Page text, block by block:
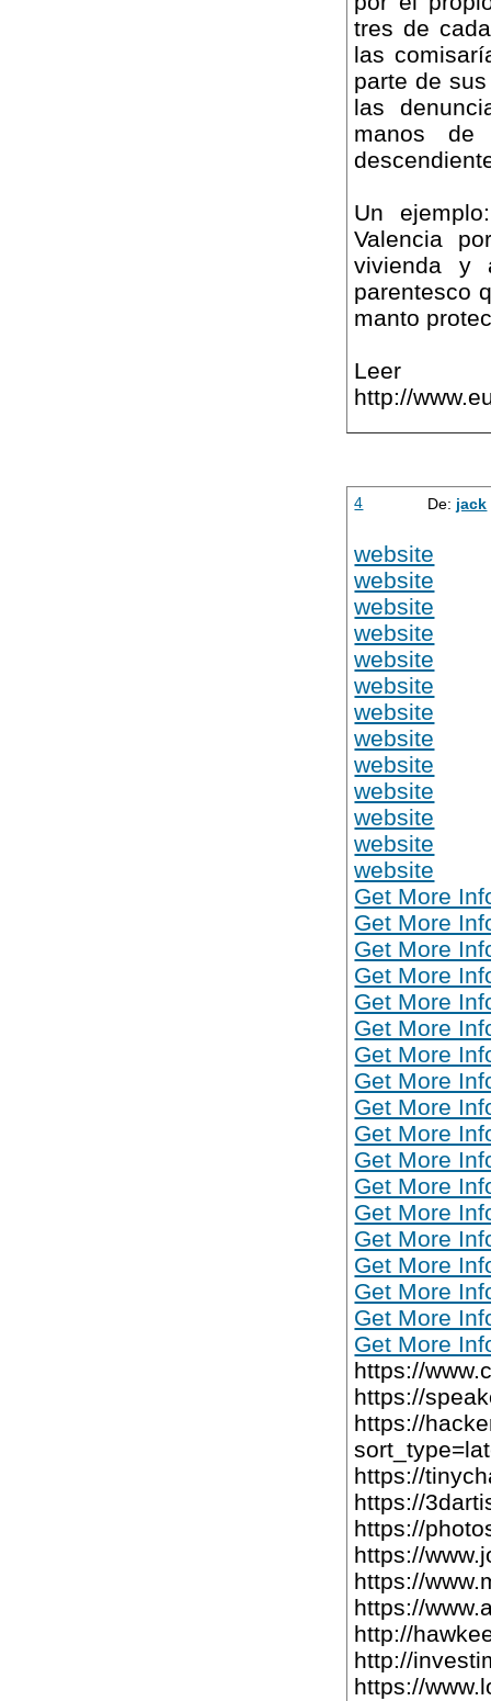
tres de
las
parte de
las
manos de
Un
Valencia
vivienda y
parentesco
manto
http://
4 De: jack
website
website
website
website
website
website
website
website
website
website
website
website
website
Get More
Get More
Get More
Get More
Get More
Get More
Get More
Get More
Get More
Get More
Get More
Get More
Get More
Get More
Get More
Get More
Get More
Get More
https://
https://
https://
https://
https://
https://
https://
https://
https://
http://
http://
https://